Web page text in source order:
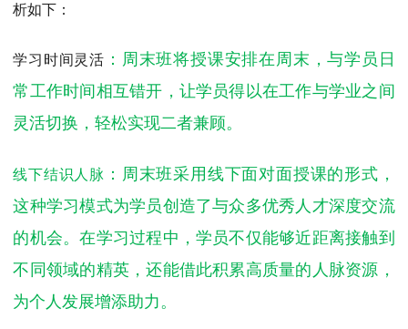
析如下：
学习时间灵活 ：周末班将授课安排在周末，与学员日
常工作时间相互错开，让学员得以在工作与学业之间
灵活切换，轻松实现二者兼顾。
线下结识人脉 ：周末班采用线下面对面授课的形式，
这种学习模式为学员创造了与众多优秀人才深度交流
的机会。在学习过程中，学员不仅能够近距离接触到
不同领域的精英，还能借此积累高质量的人脉资源，
为个人发展增添助力。